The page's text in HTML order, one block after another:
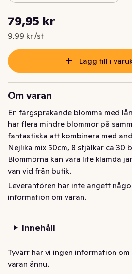
Nuvarande pris är: 79,95 kr
79,95 kr
9,99 kr /st
Styckpris: 9,99 kr /st
Lägg till i
Om varan
En färgsprakande blomma med
har flera mindre blommor på
fantastiska att kombinera med
Nejlika mix 50cm, 8 stjälkar ca 30
Blommorna kan vara lite klämda
van vid från butik.
Det är helt normalt! Blommorna
producenten och då ser de ut så.
fantastiska att kombinera med
Blommorna kan vara lite klämda
van vid från butik.
Leverantören har inte angett
information om varan.
Innehåll
Tyvärr har vi ingen information
varan ännu.